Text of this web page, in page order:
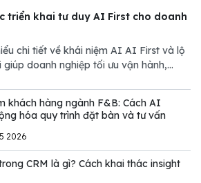
triển khai tư duy AI First cho doanh
chi tiết về khái niệm AI AI First và lộ
doanh nghiệp tối ưu vận hành,
khách hàng ngành F&B: Cách AI
hóa quy trình đặt bàn và tư vấn
2026
CRM là gì? Cách khai thác insight